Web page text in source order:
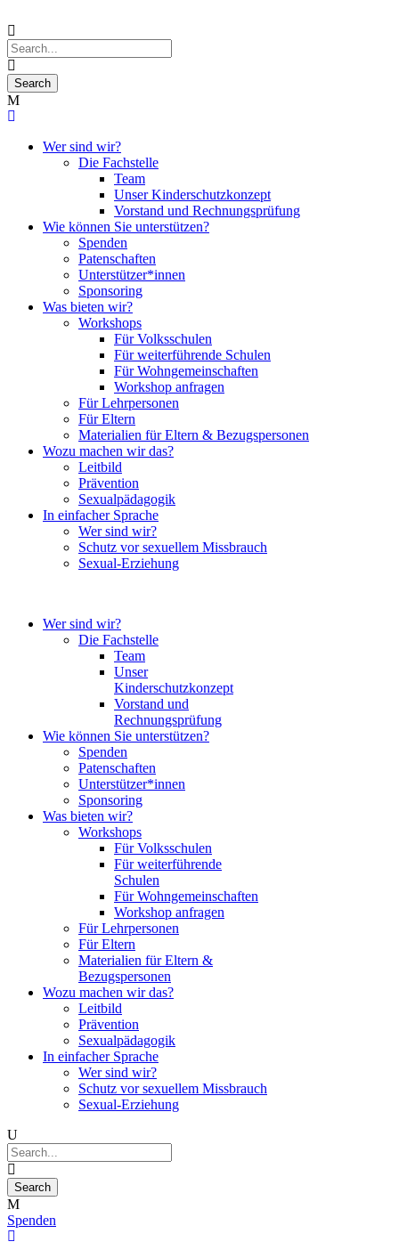
Wer sind wir?
Die Fachstelle
Team
Unser Kinderschutzkonzept
Vorstand und Rechnungsprüfung
Wie können Sie unterstützen?
Spenden
Patenschaften
Unterstützer*innen
Sponsoring
Was bieten wir?
Workshops
Für Volksschulen
Für weiterführende Schulen
Für Wohngemeinschaften
Workshop anfragen
Für Lehrpersonen
Für Eltern
Materialien für Eltern & Bezugspersonen
Wozu machen wir das?
Leitbild
Prävention
Sexualpädagogik
In einfacher Sprache
Wer sind wir?
Schutz vor sexuellem Missbrauch
Sexual-Erziehung
Wer sind wir?
Die Fachstelle
Team
Unser
Kinderschutzkonzept
Vorstand und
Rechnungsprüfung
Wie können Sie unterstützen?
Spenden
Patenschaften
Unterstützer*innen
Sponsoring
Was bieten wir?
Workshops
Für Volksschulen
Für weiterführende
Schulen
Für Wohngemeinschaften
Workshop anfragen
Für Lehrpersonen
Für Eltern
Materialien für Eltern &
Bezugspersonen
Wozu machen wir das?
Leitbild
Prävention
Sexualpädagogik
In einfacher Sprache
Wer sind wir?
Schutz vor sexuellem Missbrauch
Sexual-Erziehung
Spenden